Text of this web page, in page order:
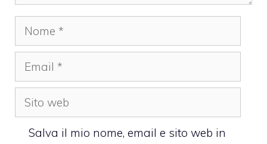
Nome
Email
Sito
web
Salva il mio nome, email e sito web in